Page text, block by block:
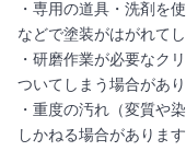
・専用の道具・洗剤を
などで塗装がはがれて
・研磨作業が必要なク
ついてしまう場合があり
・重度の汚れ（変質や
しかねる場合がありま